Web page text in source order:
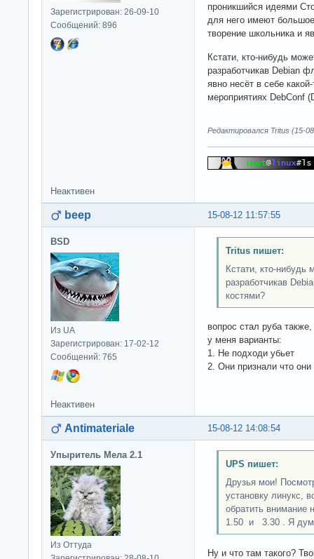
Зарегистрирован: 26-09-10
Сообщений: 896
проникшийся идеями
для него имеют
творение школьника и
Кстати, кто-нибудь
разработчикав Debian
явно несёт в себе
мероприятиях DebConf
Редактировался Tritus (15-
Неактивен
15-08-12 11:57:55
beep
BSD
Из UA
Зарегистрирован: 17-02-12
Сообщений: 765
Tritus пишет:
Кстати, кто-нибудь
разработчикав
костями?
вопрос стал руба
у меня варианты:
1. Не подходи убьет
2. Они признали что
Неактивен
15-08-12 14:08:54
Antimateriale
Упыритель Мела 2.1
Из Оттуда
UPS пишет:
Друзья мои!
установку линукс,
обратить внимание
1.50 и 3.30 . Я
Ну и что там такого?